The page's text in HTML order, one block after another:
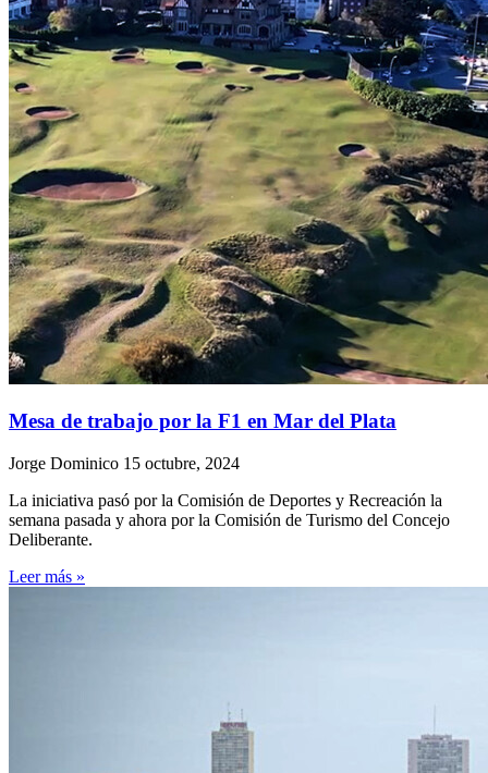
Mesa de trabajo por la F1 en Mar del Plata
Jorge Dominico 15 octubre, 2024
La iniciativa pasó por la Comisión de Deportes y Recreación la
semana pasada y ahora por la Comisión de Turismo del Concejo
Deliberante.
Leer más »